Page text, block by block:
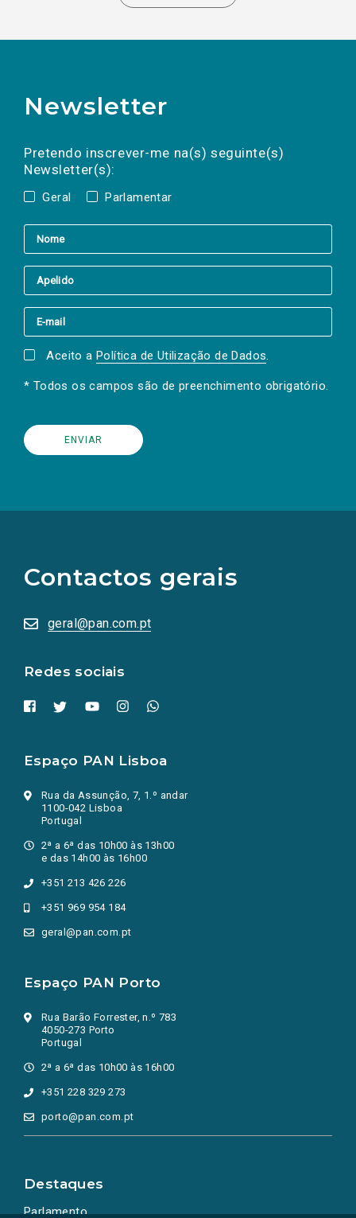
Newsletter
Pretendo inscrever-me na(s) seguinte(s)
Newsletter(s):
Geral Parlamentar
a(s) newsletter(s).
mail
Aceito a Política de Utilização de Dados.
* Todos os campos são de preenchimento obrigatório.
Contactos gerais
geral@pan.com.pt
Redes sociais
redes
sociais
numa
nova
Espaço PAN Lisboa
Rua da Assunção, 7, 1.º andar
1100-042 Lisboa
Portugal
2ª a 6ª das 10h00 às 13h00
e das 14h00 às 16h00
+351 213 426 226
+351 969 954 184
geral@pan.com.pt
Espaço PAN Porto
Rua Barão Forrester, n.º 783
4050-273 Porto
Portugal
2ª a 6ª das 10h00 às 16h00
+351 228 329 273
porto@pan.com.pt
Destaques
Parlamento